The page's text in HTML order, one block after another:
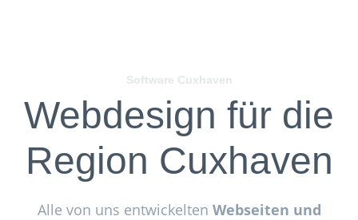
Software Cuxhaven
Webdesign für die
Region Cuxhaven
Alle von uns entwickelten Webseiten und